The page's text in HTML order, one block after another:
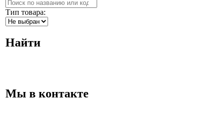
Тип товара:
Найти
Мы в контакте